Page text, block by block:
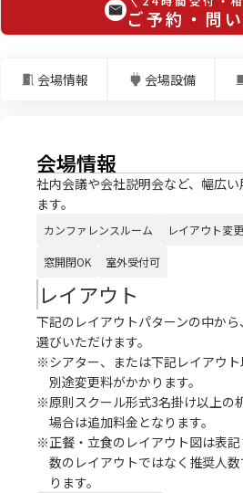
ご予約・問
会場情報 会場設備
会場情報
社内会議や会社説明会など、幅広
ます。
カンファレンスルーム レイアウト変
窓開閉OK 室外受付可
レイアウト
下記のレイアウトパターンの中か
選びいただけます。
※シアター、または下記レイアウ
別途変更料がかかります。
※原則スクール形式3名掛け以上の
場合は追加料金となります。
※正餐・立食のレイアウト図は表
数のレイアウトではなく推奨人
ります。